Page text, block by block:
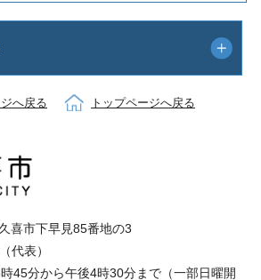
へ戻る トップページへ戻る
喜市下早見85番地の3
代表）
45分から午後4時30分まで（一部日曜開